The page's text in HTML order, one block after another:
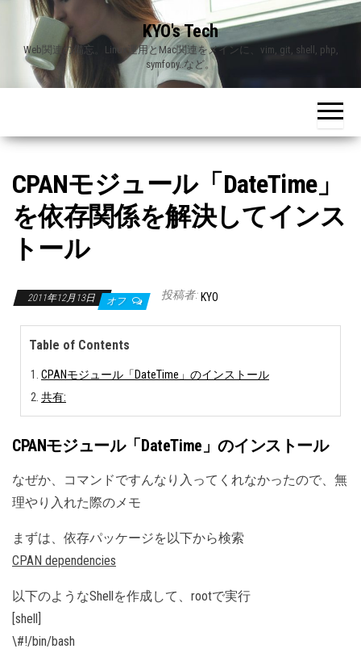
content
KYO's Tech
Web関連の備忘。Linux運用とMac関連をメインに、vim, git, shell, php,
symfony..など。
CPANモジュール「DateTime」
を依存関係を解決してインス
トール
2011年12月13日 オフ 投稿者: KYO
Table of Contents
CPANモジュール「DateTime」のインストール
共有:
CPANモジュール「DateTime」のインストール
なぜか、コマンドですんなり入ってくれなかったので、無
理やり入れた際のメモ
まずは、依存パッケージを以下から検索
CPAN dependencies
以下のようなShellを作成して、rootで実行
[shell]
\#!/bin/bash